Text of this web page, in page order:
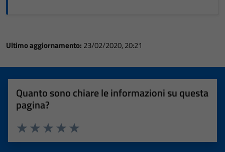
Ultimo aggiornamento: 23/02/2020, 20:21
Quanto sono chiare le informazioni su questa
pagina?
Valuta 5 stelle su 5
Valuta 4 stelle su 5
Valuta 3 stelle su 5
Valuta 2 stelle su 5
Valuta 1 stelle su 5